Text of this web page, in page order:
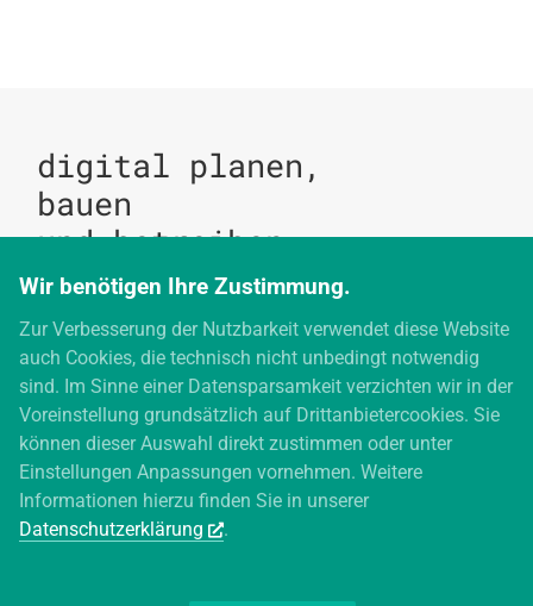
digital planen,
bauen
und betreiben
digitales bauen
Augartenstraße 1
76137 Karlsruhe
+49 721 266756 10
info@digitales-bauen.de
© digitales bauen 2026
Wir benötigen Ihre Zustimmung.
Zur Verbesserung der Nutzbarkeit verwendet diese Website
auch Cookies, die technisch nicht unbedingt notwendig
sind. Im Sinne einer Datensparsamkeit verzichten wir in der
Voreinstellung grundsätzlich auf Drittanbietercookies. Sie
können dieser Auswahl direkt zustimmen oder unter
Einstellungen Anpassungen vornehmen. Weitere
Informationen hierzu finden Sie in unserer
Datenschutzerklärung
.